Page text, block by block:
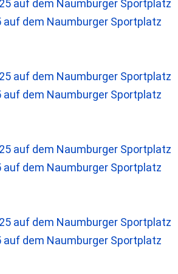
dem Naumburger Sportplatz
dem Naumburger Sportplatz
dem Naumburger Sportplatz
dem Naumburger Sportplatz